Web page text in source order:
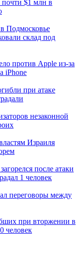
$1 млн в
Подмосковье
склад под
против Apple из-за
iPhone
при атаке
незаконной
Израиля
после атаки
1 человек
переговоры между
при вторжении в
человек